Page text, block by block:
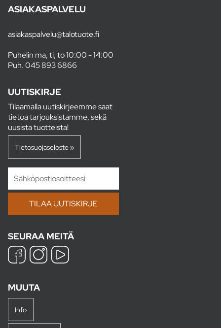
ASIAKASPALVELU
asiakaspalvelu@talotuote.fi
Puhelin ma, ti, to 10:00 - 14:00
Puh.045 893 6866
UUTISKIRJE
Tilaamalla uutiskirjeemme saat
tietoa tarjouksistamme, sekä
uusista tuotteista!
Tietosuojaseloste »
SEURAA MEITÄ
MUUTA
Info